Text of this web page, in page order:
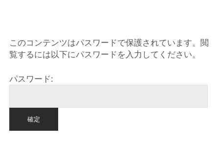
このコンテンツはパスワードで保護されています。閲
覧するには以下にパスワードを入力してください。
パスワード: